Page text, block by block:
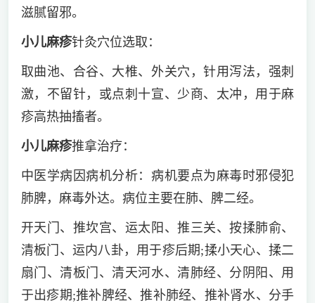
滋腻留邪。
小儿麻疹针灸穴位选取：
取曲池、合谷、大椎、外关穴，针用泻法，强刺
激，不留针，或点刺十宣、少商、太冲，用于麻
疹高热抽搐者。
小儿麻疹推拿治疗：
中医学病因病机分析：病机要点为麻毒时邪侵犯
肺脾，麻毒外达。病位主要在肺、脾二经。
开天门、推坎宫、运太阳、推三关、按揉肺俞、
清板门、运内八卦，用于疹后期;揉小天心、揉二
扇门、清板门、清天河水、清肺经、分阴阳、用
于出疹期;推补脾经、推补肺经、推补肾水、分手